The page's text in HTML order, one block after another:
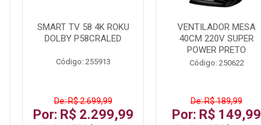
SMART TV 58 4K ROKU
DOLBY P58CRALED
Código: 255913
De: R$ 2.699,99
Por: R$ 2.299,99
VENTILADOR MESA
40CM 220V SUPER
POWER PRETO
Código: 250622
De: R$ 189,99
Por: R$ 149,99